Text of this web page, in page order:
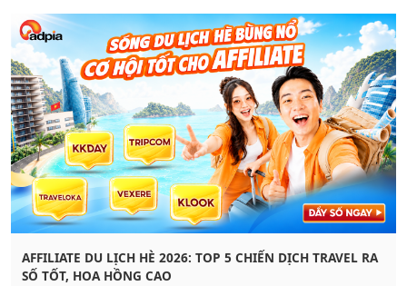
AFFILIATE DU LỊCH HÈ 2026: TOP 5 CHIẾN DỊCH TRAVEL RA
SỐ TỐT, HOA HỒNG CAO